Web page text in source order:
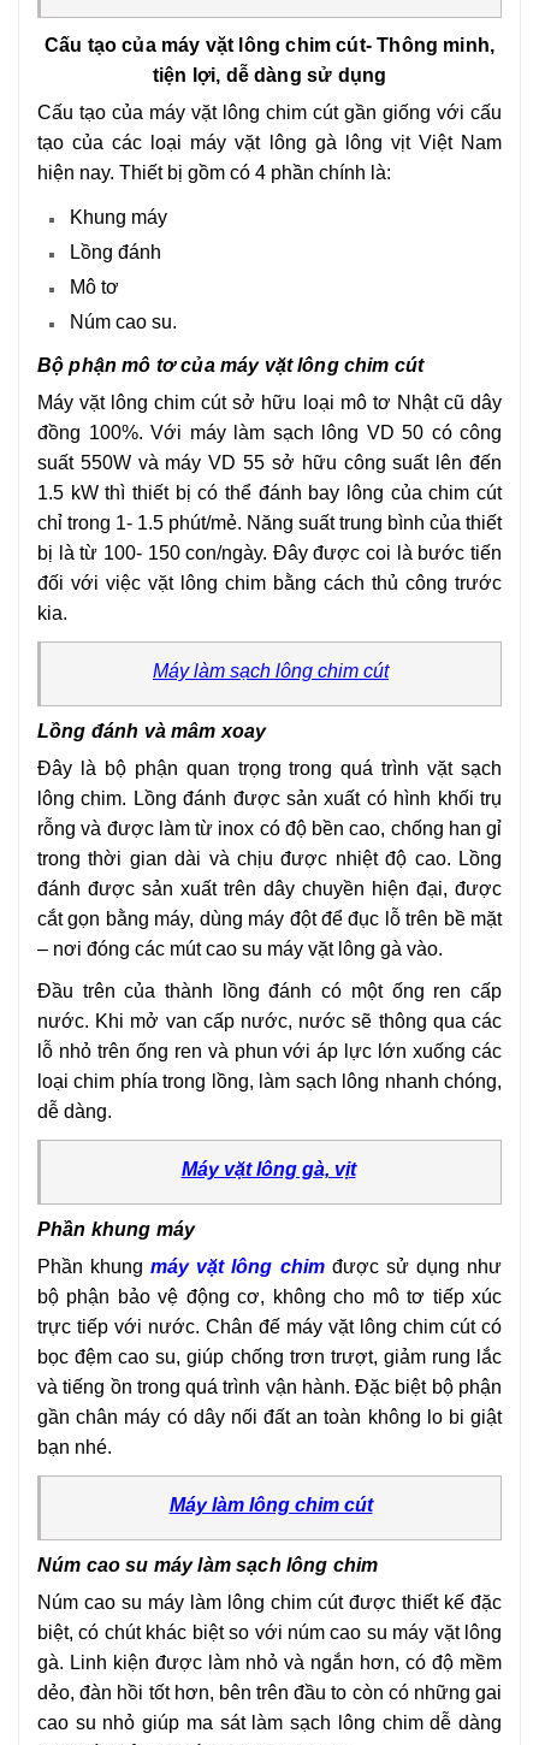
Cấu tạo của máy vặt lông chim cút- Thông minh,
tiện lợi, dễ dàng sử dụng
Cấu tạo của máy vặt lông chim cút gần giống với cấu
tạo của các loại máy vặt lông gà lông vịt Việt Nam
hiện nay. Thiết bị gồm có 4 phần chính là:
Khung máy
Lồng đánh
Mô tơ
Núm cao su.
Bộ phận mô tơ của máy vặt lông chim cút
Máy vặt lông chim cút sở hữu loại mô tơ Nhật cũ dây
đồng 100%. Với máy làm sạch lông VD 50 có công
suất 550W và máy VD 55 sở hữu công suất lên đến
1.5 kW thì thiết bị có thể đánh bay lông của chim cút
chỉ trong 1- 1.5 phút/mẻ. Năng suất trung bình của thiết
bị là từ 100- 150 con/ngày. Đây được coi là bước tiến
đối với việc vặt lông chim bằng cách thủ công trước
kia.
Máy làm sạch lông chim cút
Lồng đánh và mâm xoay
Đây là bộ phận quan trọng trong quá trình vặt sạch
lông chim. Lồng đánh được sản xuất có hình khối trụ
rỗng và được làm từ inox có độ bền cao, chống han gỉ
trong thời gian dài và chịu được nhiệt độ cao. Lồng
đánh được sản xuất trên dây chuyền hiện đại, được
cắt gọn bằng máy, dùng máy đột để đục lỗ trên bề mặt
– nơi đóng các mút cao su máy vặt lông gà vào.
Đầu trên của thành lồng đánh có một ống ren cấp
nước. Khi mở van cấp nước, nước sẽ thông qua các
lỗ nhỏ trên ống ren và phun với áp lực lớn xuống các
loại chim phía trong lồng, làm sạch lông nhanh chóng,
dễ dàng.
Máy vặt lông gà, vịt
Phần khung máy
Phần khungmáy vặt lông chimđược sử dụng như
bộ phận bảo vệ động cơ, không cho mô tơ tiếp xúc
trực tiếp với nước. Chân đế máy vặt lông chim cút có
bọc đệm cao su, giúp chống trơn trượt, giảm rung lắc
và tiếng ồn trong quá trình vận hành. Đặc biệt bộ phận
gần chân máy có dây nối đất an toàn không lo bi giật
bạn nhé.
Máy làm lông chim cút
Núm cao su máy làm sạch lông chim
Núm cao su máy làm lông chim cút được thiết kế đặc
biệt, có chút khác biệt so với núm cao su máy vặt lông
gà. Linh kiện được làm nhỏ và ngắn hơn, có độ mềm
dẻo, đàn hồi tốt hơn, bên trên đầu to còn có những gai
cao su nhỏ giúp ma sát làm sạch lông chim dễ dàng